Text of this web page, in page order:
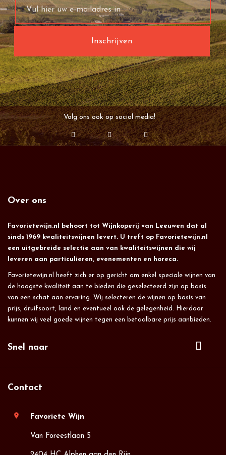
Volg ons ook op social media!
Over ons
Favorietewijn.nl behoort tot Wijnkoperij van Leeuwen dat al
sinds 1969 kwaliteitswijnen levert. U treft op Favorietewijn.nl
een uitgebreide selectie aan van kwaliteitswijnen die wij
leveren aan particulieren, evenementen en horeca.
Favorietewijn.nl heeft zich er op gericht om enkel speciale wijnen van
de hoogste kwaliteit aan te bieden die geselecteerd zijn op basis
van een schat aan ervaring. Wij selecteren de wijnen op basis van
prijs, druifsoort, land en eventueel ook de gelegenheid. Hierdoor
kunnen wij veel goede wijnen tegen een betaalbare prijs aanbieden.
Snel naar
Contact
location_on Favoriete Wijn
Van Foreestlaan 5